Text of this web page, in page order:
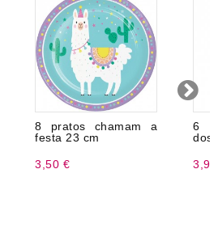
8 pratos chamam a
festa 23 cm
3,50 €
6
dos